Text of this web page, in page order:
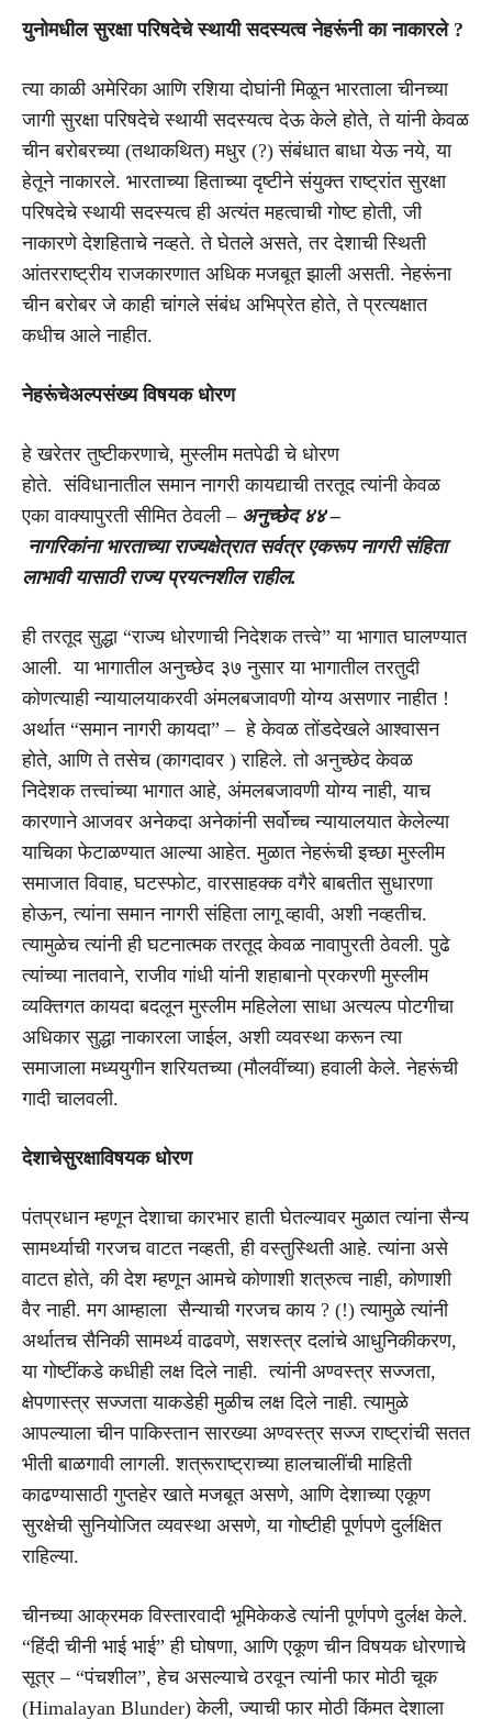
युनोमधीलसुरक्षापरिषदेचे स्थायी सदस्यत्व नेहरूंनी का नाकारले ?
त्या काळी अमेरिका आणि रशिया दोघांनी मिळून भारताला चीनच्या
जागी सुरक्षा परिषदेचे स्थायी सदस्यत्व देऊ केले होते, ते यांनी केवळ
चीन बरोबरच्या (तथाकथित) मधुर (?) संबंधात बाधा येऊ नये, या
हेतूने नाकारले. भारताच्या हिताच्या दृष्टीने संयुक्त राष्ट्रांत सुरक्षा
परिषदेचे स्थायी सदस्यत्व ही अत्यंत महत्वाची गोष्ट होती, जी
नाकारणे देशहिताचे नव्हते. ते घेतले असते, तर देशाची स्थिती
आंतरराष्ट्रीय राजकारणात अधिक मजबूत झाली असती. नेहरूंना
चीन बरोबर जे काही चांगले संबंध अभिप्रेत होते, ते प्रत्यक्षात
कधीच आले नाहीत.
नेहरूंचेअल्पसंख्य विषयक धोरण
हे खरेतर तुष्टीकरणाचे, मुस्लीम मतपेढी चे धोरण
होते. संविधानातील समान नागरी कायद्याची तरतूद त्यांनी केवळ
एका वाक्यापुरती सीमित ठेवली – अनुच्छेद४४ –
नागरिकांनाभारताच्या राज्यक्षेत्रातसर्वत्र एकरूप नागरी संहिता
लाभावी यासाठी राज्य प्रयत्नशील राहील.
ही तरतूद सुद्धा “राज्य धोरणाची निदेशक तत्त्वे” या भागात घालण्यात
आली. या भागातील अनुच्छेद ३७ नुसार या भागातील तरतुदी
कोणत्याही न्यायालयाकरवी अंमलबजावणी योग्य असणार नाहीत !
अर्थात “समान नागरी कायदा” – हे केवळ तोंडदेखले आश्वासन
होते, आणि ते तसेच (कागदावर ) राहिले. तो अनुच्छेद केवळ
निदेशक तत्त्वांच्या भागात आहे, अंमलबजावणी योग्य नाही, याच
कारणाने आजवर अनेकदा अनेकांनी सर्वोच्च न्यायालयात केलेल्या
याचिका फेटाळण्यात आल्या आहेत. मुळात नेहरूंची इच्छा मुस्लीम
समाजात विवाह, घटस्फोट, वारसाहक्क वगैरे बाबतीत सुधारणा
होऊन, त्यांना समान नागरी संहिता लागू व्हावी, अशी नव्हतीच.
त्यामुळेच त्यांनी ही घटनात्मक तरतूद केवळ नावापुरती ठेवली. पुढे
त्यांच्या नातवाने, राजीव गांधी यांनी शहाबानो प्रकरणी मुस्लीम
व्यक्तिगत कायदा बदलून मुस्लीम महिलेला साधा अत्यल्प पोटगीचा
अधिकार सुद्धा नाकारला जाईल, अशी व्यवस्था करून त्या
समाजाला मध्ययुगीन शरियतच्या (मौलवींच्या) हवाली केले. नेहरूंची
गादी चालवली.
देशाचेसुरक्षाविषयक धोरण
पंतप्रधान म्हणून देशाचा कारभार हाती घेतल्यावर मुळात त्यांना सैन्य
सामर्थ्याची गरजच वाटत नव्हती, ही वस्तुस्थिती आहे. त्यांना असे
वाटत होते, की देश म्हणून आमचे कोणाशी शत्रुत्व नाही, कोणाशी
वैर नाही. मग आम्हाला सैन्याची गरजच काय ? (!) त्यामुळे त्यांनी
अर्थातच सैनिकी सामर्थ्य वाढवणे, सशस्त्र दलांचे आधुनिकीकरण,
या गोष्टींकडे कधीही लक्ष दिले नाही. त्यांनी अण्वस्त्र सज्जता,
क्षेपणास्त्र सज्जता याकडेही मुळीच लक्ष दिले नाही. त्यामुळे
आपल्याला चीन पाकिस्तान सारख्या अण्वस्त्र सज्ज राष्ट्रांची सतत
भीती बाळगावी लागली. शत्रूराष्ट्राच्या हालचालींची माहिती
काढण्यासाठी गुप्तहेर खाते मजबूत असणे, आणि देशाच्या एकूण
सुरक्षेची सुनियोजित व्यवस्था असणे, या गोष्टीही पूर्णपणे दुर्लक्षित
राहिल्या.
चीनच्या आक्रमक विस्तारवादी भूमिकेकडे त्यांनी पूर्णपणे दुर्लक्ष केले.
“हिंदी चीनी भाई भाई” ही घोषणा, आणि एकूण चीन विषयक धोरणाचे
सूत्र – “पंचशील”, हेच असल्याचे ठरवून त्यांनी फार मोठी चूक
(Himalayan Blunder) केली, ज्याची फार मोठी किंमत देशाला